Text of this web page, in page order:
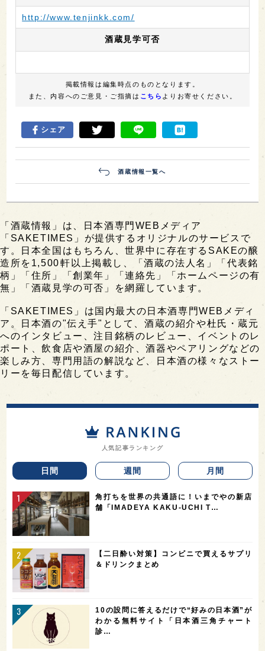
http://www.tenjinkk.com/
酒蔵見学可否
掲載情報は編集時点のものとなります。
また、内容へのご意見・ご指摘は こちら よりお寄せください。
シェア
酒蔵情報一覧へ
「酒蔵情報」は、日本酒専門WEBメディア
「SAKETIMES」が提供するオリジナルのサービスで
す。日本全国はもちろん、世界中に存在するSAKEの醸
造所を1,500軒以上掲載し、「酒蔵の法人名」「代表銘
柄」「住所」「創業年」「連絡先」「ホームページの有
無」「酒蔵見学の可否」を網羅しています。
「SAKETIMES」は国内最大の日本酒専門WEBメディ
ア。日本酒の"伝え手"として、酒蔵の紹介や杜氏・蔵元
へのインタビュー、注目銘柄のレビュー、イベントのレ
ポート、飲食店や酒屋の紹介、酒器やペアリングなどの
楽しみ方、専門用語の解説など、日本酒の様々なストー
リーを毎日配信しています。
人気記事ランキング
日間 週間 月間
角打ちを世界の共通語に！いまでやの新店
舗「IMADEYA KAKU-UCHI T…
【二日酔い対策】コンビニで買えるサプリ
＆ドリンクまとめ
10の設問に答えるだけで“好みの日本酒”が
わかる無料サイト「日本酒三角チャート
診…